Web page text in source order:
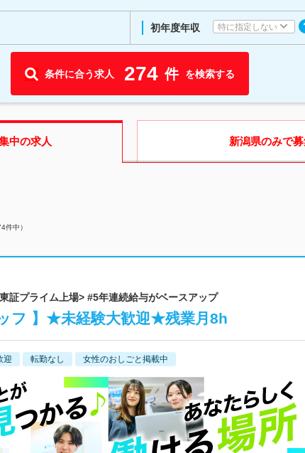
初年度年収 特に指定しない
条件に合う求人 274 件 を検索する
中の求人 新潟県のみで
件中）
証プライム上場> #5年連続給与がベースアップ
フ 】★未経験大歓迎★残業月8h
迎 転勤なし 女性のおしごと掲載中